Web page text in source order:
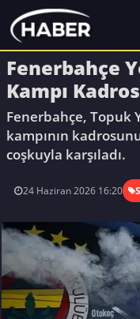
Fenerbahçe
Kampı
Fenerbahçe, Topuk
kampının
coşkuyla karşıladı.
24 Haziran 2026 16:20